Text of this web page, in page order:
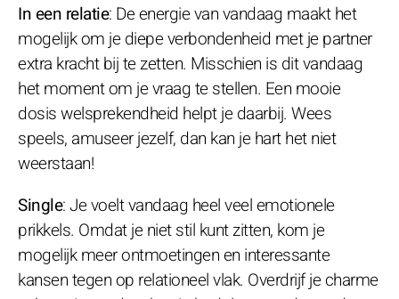
In een relatie: De energie van vandaag maakt het
mogelijk om je diepe verbondenheid met je partner
extra kracht bij te zetten. Misschien is dit vandaag
het moment om je vraag te stellen. Een mooie
dosis welsprekendheid helpt je daarbij. Wees
speels, amuseer jezelf, dan kan je hart het niet
weerstaan!
Single: Je voelt vandaag heel veel emotionele
prikkels. Omdat je niet stil kunt zitten, kom je
mogelijk meer ontmoetingen en interessante
kansen tegen op relationeel vlak. Overdrijf je charme